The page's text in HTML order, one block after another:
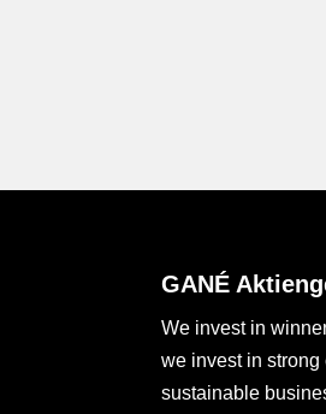
GANÉ
We invest in
we invest in
sustainable